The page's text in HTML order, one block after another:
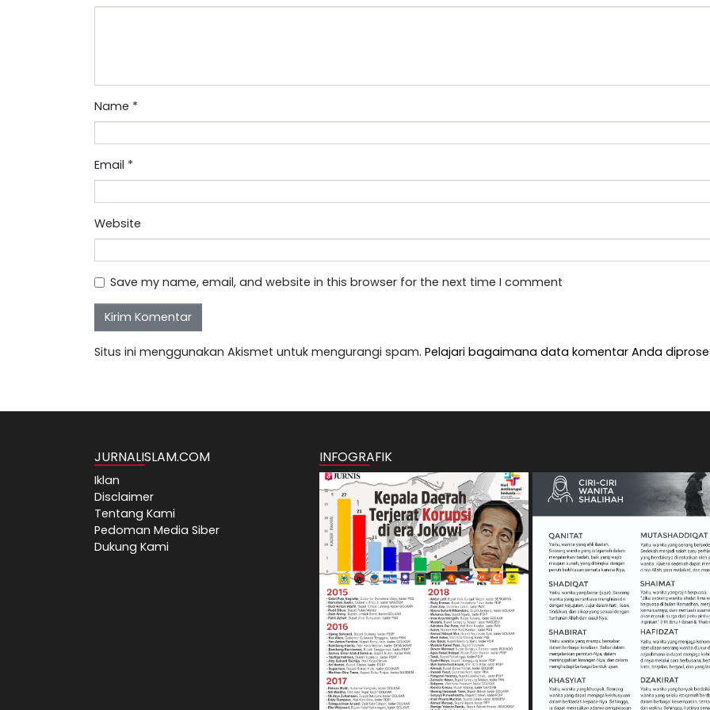
Name *
Email *
Website
Save my name, email, and website in this browser for the next time I comment
Situs ini menggunakan Akismet untuk mengurangi spam. Pelajari bagaimana data komentar Anda
JURNALISLAM.COM
Iklan
Disclaimer
Tentang Kami
Pedoman Media Siber
Dukung Kami
INFOGRAFIK